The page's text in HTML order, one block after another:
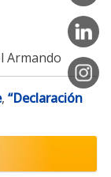
Armando
, “Declaración